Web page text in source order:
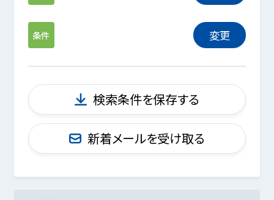
条件 変更
検索条件を保存する
新着メールを受け取る